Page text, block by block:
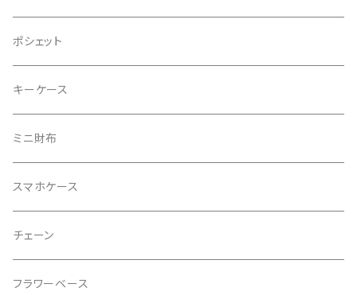
ポシェット
キーケース
ミニ財布
スマホケース
チェーン
フラワーベース